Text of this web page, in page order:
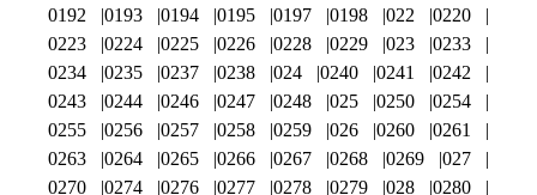
0192
0193 0194 0195 0197 0198 022
0220
0223
0224 0225 0226 0228 0229 023
0233
0234
0235 0237 0238 024 0240 0241
0242
0243
0244 0246 0247 0248 025 0250
0254
0255
0256 0257 0258 0259 026 0260
0261
0263
0264 0265 0266 0267 0268 0269
027
0270
0274 0276 0277 0278 0279 028 0280